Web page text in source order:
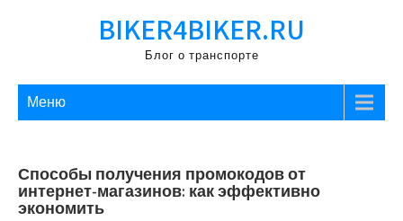
BIKER4BIKER.RU
Блог о транспорте
Меню
Способы получения промокодов от
интернет-магазинов: как эффективно
экономить